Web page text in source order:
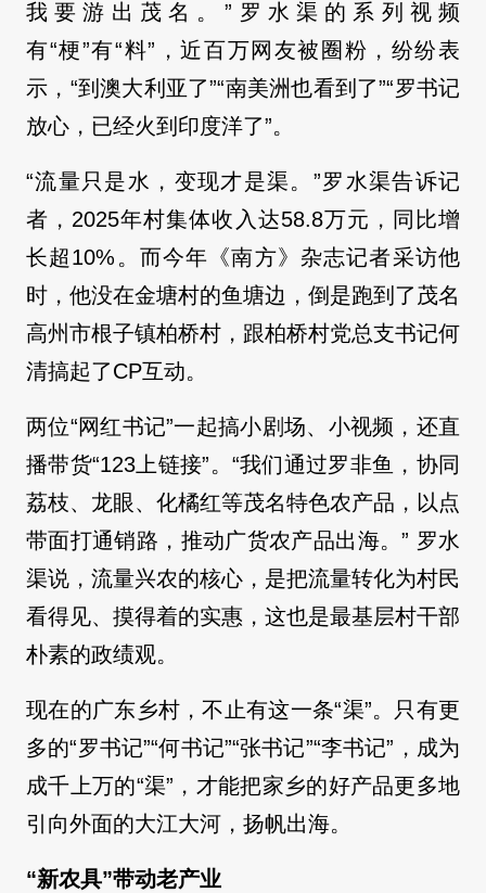
我要游出茂名。”罗水渠的系列视频
有“梗”有“料”，近百万网友被圈粉，纷纷表
示，“到澳大利亚了”“南美洲也看到了”“罗书记
放心，已经火到印度洋了”。
“流量只是水，变现才是渠。”罗水渠告诉记
者，2025年村集体收入达58.8万元，同比增
长超10%。而今年《南方》杂志记者采访他
时，他没在金塘村的鱼塘边，倒是跑到了茂名
高州市根子镇柏桥村，跟柏桥村党总支书记何
清搞起了CP互动。
两位“网红书记”一起搞小剧场、小视频，还直
播带货“123上链接”。“我们通过罗非鱼，协同
荔枝、龙眼、化橘红等茂名特色农产品，以点
带面打通销路，推动广货农产品出海。” 罗水
渠说，流量兴农的核心，是把流量转化为村民
看得见、摸得着的实惠，这也是最基层村干部
朴素的政绩观。
现在的广东乡村，不止有这一条“渠”。只有更
多的“罗书记”“何书记”“张书记”“李书记”，成为
成千上万的“渠”，才能把家乡的好产品更多地
引向外面的大江大河，扬帆出海。
“新农具”带动老产业